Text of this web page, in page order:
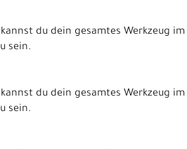
du dein gesamtes Werkzeug
sein.
du dein gesamtes Werkzeug
sein.